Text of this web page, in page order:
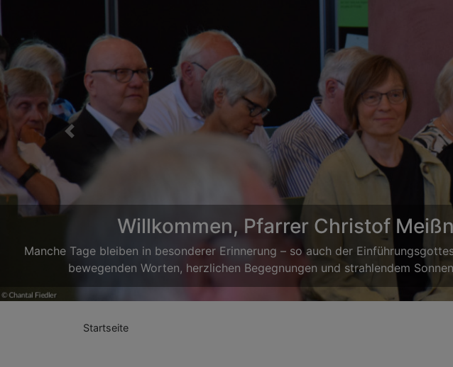
Regionale
Drei Tage voller Musik, Gemeinschaft und guter Laune erwarten euch bei den
fröhliche Lieder eingeübt, gespielt, gelacht und eine abwechslungsreiche Zeit
gemeinsamen Erleben im Mittelpunkt. Die einstudierten
Previous
Startseite